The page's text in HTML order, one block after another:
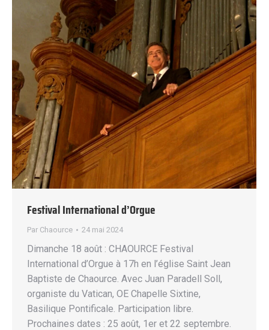
Festival International d’Orgue
Par Chaource 24 mai 2024
Dimanche 18 août : CHAOURCE Festival
International d’Orgue à 17h en l’église Saint Jean
Baptiste de Chaource. Avec Juan Paradell Soll,
organiste du Vatican, OE Chapelle Sixtine,
Basilique Pontificale. Participation libre.
Prochaines dates : 25 août, 1er et 22 septembre.